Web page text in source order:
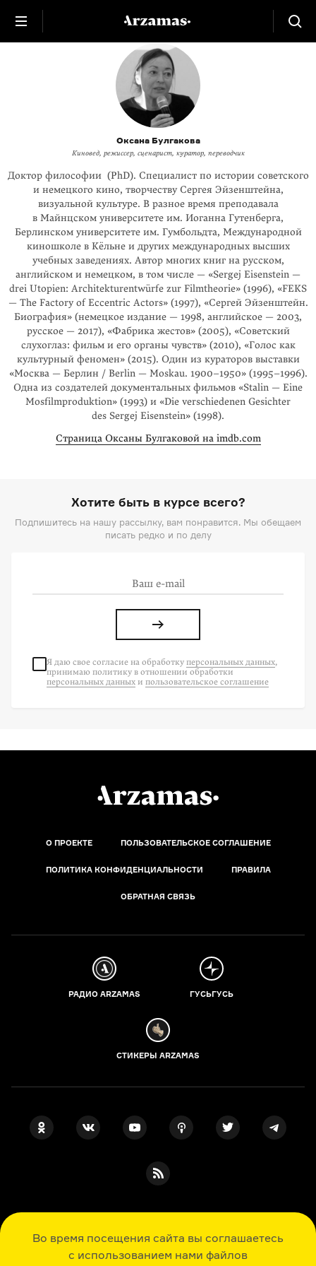
Во время посещения сайта вы соглашаетесь
с использованием нами файлов
Оксана Булгакова
Киновед, режиссер, сценарист, куратор, переводчик
Доктор философии (PhD). Специалист по истории советского
и немецкого кино, творчеству Сергея Эйзенштейна,
визуальной культуре. В разное время преподавала
в Майнцском университете им. Иоганна Гутенберга,
Берлинском университете им. Гумбольдта, Международной
киношколе в Кёльне и других международных высших
учебных заведениях. Автор многих книг на русском,
английском и немецком, в том числе — «Sergej Eisenstein —
drei Utopien: Architekturentwürfe zur Filmtheorie» (1996), «FEKS
— The Factory of Eccentric Actors» (1997), «Сергей Эйзенштейн.
Биография» (немецкое издание — 1998, английское — 2003,
русское — 2017), «Фабрика жестов» (2005), «Советский
слухоглаз: фильм и его органы чувств» (2010), «Голос как
культурный феномен» (2015). Один из кураторов выставки
«Москва — Берлин / Berlin — Moskau. 1900–1950» (1995–1996).
Одна из создателей документальных фильмов «Stalin — Eine
Mosfilmproduktion» (1993) и «Die verschiedenen Gesichter
des Sergej Eisenstein» (1998).
Страница Оксаны Булгаковой на imdb.com
Хотите быть в курсе всего?
Подпишитесь на нашу рассылку, вам понравится. Мы обещаем
писать редко и по делу
Я даю свое согласие на обработку персональных данных,
принимаю политику в отношении обработки
персональных данных и пользовательское соглашение
О ПРОЕКТЕ ПОЛЬЗОВАТЕЛЬСКОЕ СОГЛАШЕНИЕ
ПОЛИТИКА КОНФИДЕНЦИАЛЬНОСТИ ПРАВИЛА
ОБРАТНАЯ СВЯЗЬ
РАДИО ARZAMAS ГУСЬГУСЬ
СТИКЕРЫ ARZAMAS